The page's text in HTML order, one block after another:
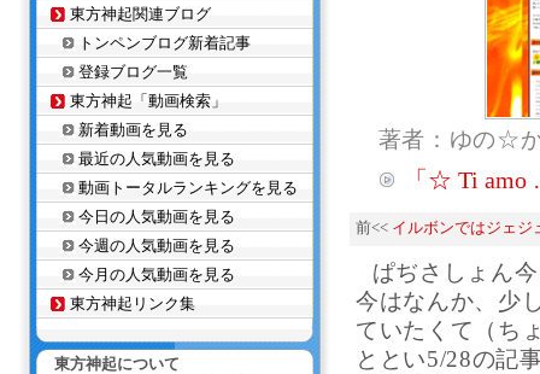
著者：ゆの☆
「☆ Ti
前<< イルボンではジェジ
ぱぢさしょん
今はなんか、少
ていたくて（ち
ととい5/28の記
東方神起関連ブログ
トンペンブログ新着記事
登録ブログ一覧
東方神起「動画検索」
新着動画を見る
最近の人気動画を見る
動画トータルランキングを見る
今日の人気動画を見る
今週の人気動画を見る
今月の人気動画を見る
東方神起リンク集
東方神起について